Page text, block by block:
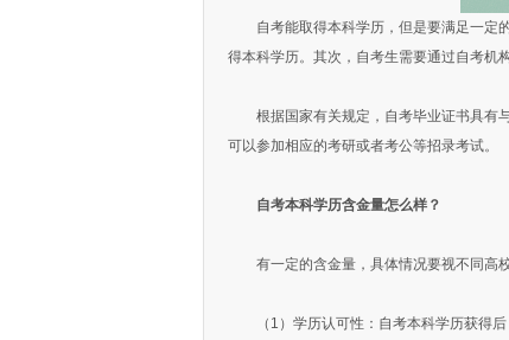
自考能取得本科学历，但是要满足一定的
得本科学历。其次，自考生需要通过自考机
根据国家有关规定，自考毕业证书具有与
可以参加相应的考研或者考公等招录考试。
自考本科学历含金量怎么样？
有一定的含金量，具体情况要视不同高校
（1）学历认可性：自考本科学历获得后